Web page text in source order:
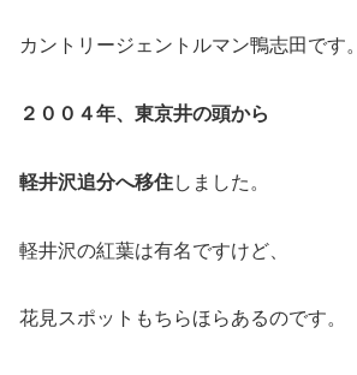
カントリージェントルマン鴨志田です。
２００４年、東京井の頭から
軽井沢追分へ移住しました。
軽井沢の紅葉は有名ですけど、
花見スポットもちらほらあるのです。